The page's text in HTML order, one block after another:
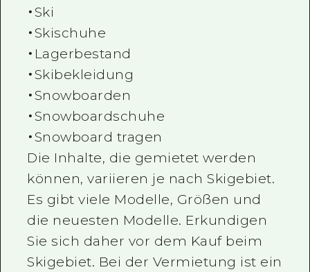
・Ski
・Skischuhe
・Lagerbestand
・Skibekleidung
・Snowboarden
・Snowboardschuhe
・Snowboard tragen
Die Inhalte, die gemietet werden
können, variieren je nach Skigebiet.
Es gibt viele Modelle, Größen und
die neuesten Modelle. Erkundigen
Sie sich daher vor dem Kauf beim
Skigebiet. Bei der Vermietung ist ein